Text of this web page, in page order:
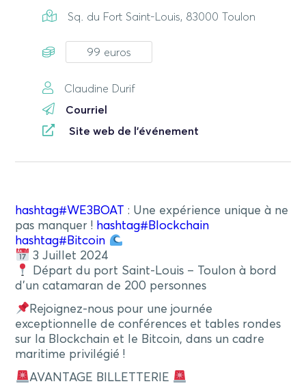
Sq. du Fort Saint-Louis, 83000 Toulon
99 euros
Claudine Durif
Courriel
Site web de l'événement
hashtag#WE3BOAT : Une expérience unique à ne
pas manquer ! hashtag# Blockchain
hashtag# Bitcoin
3 Juillet 2024
Départ du port Saint-Louis – Toulon à bord
d’un catamaran de 200 personnes
Rejoignez-nous pour une journée
exceptionnelle de conférences et tables rondes
sur la Blockchain et le Bitcoin, dans un cadre
maritime privilégié !
AVANTAGE BILLETTERIE